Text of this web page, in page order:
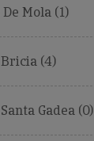
Mola (1)
(4)
Gadea (0)